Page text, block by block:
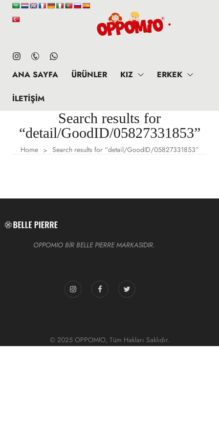
ANA SAYFA ÜRÜNLER KIZ ERKEK
İLETIŞIM
Search results for
“detail/GoodID/05827331853”
Home > Search results for “detail/GoodID/05827331853”
OPPOMIO BİR BELLE PIERRE MARKASIDIR.
© 2025 OPPOMIO, Tüm Hakları Saklıdır.